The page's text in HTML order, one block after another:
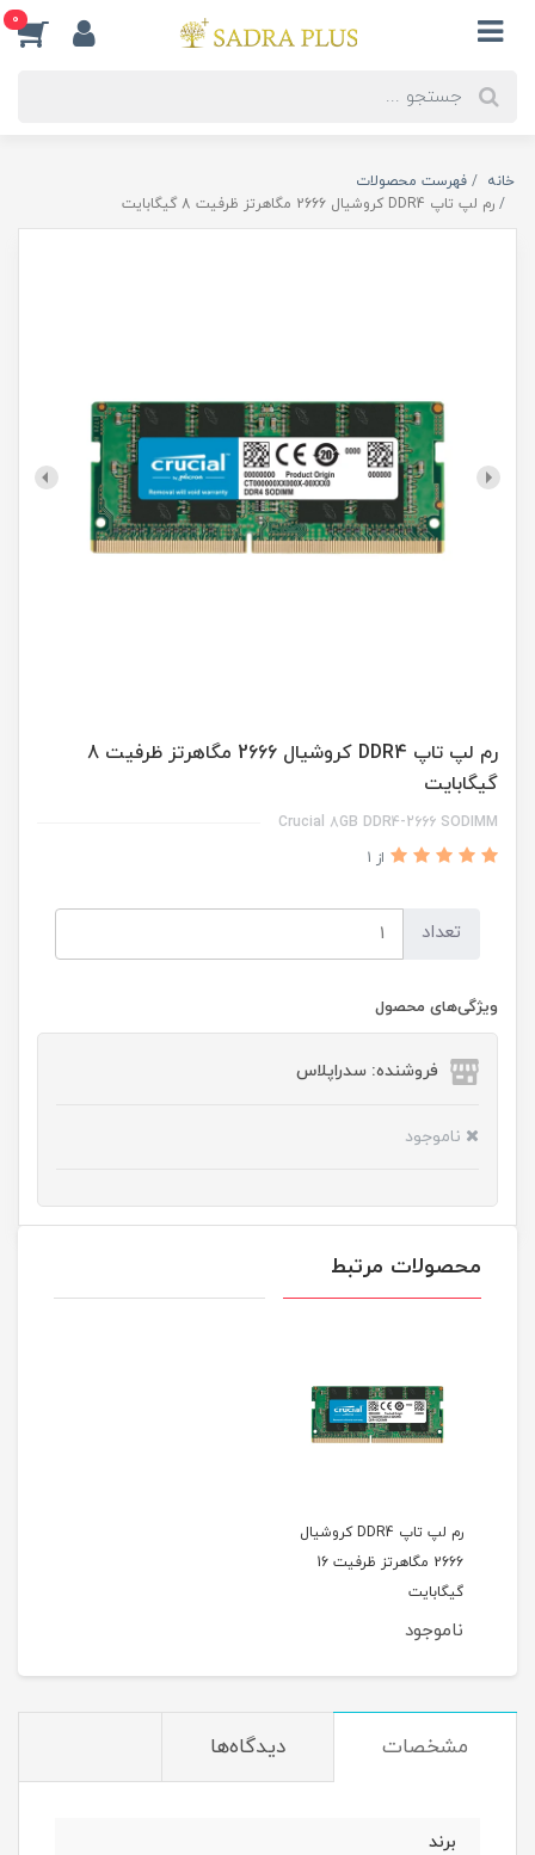
0
خانه
فهرست محصولات
رم لپ تاپ DDR4 کروشیال 2666 مگاهرتز ظرفیت 8 گیگابایت
رم لپ تاپ DDR4 کروشیال 2666 مگاهرتز ظرفیت 8
گیگابایت
Crucial 8GB DDR4-2666 SODIMM
از 1
تعداد
ویژگی‌های محصول
فروشنده: سدراپلاس
ناموجود
محصولات مرتبط
رم لپ تاپ DDR4 کروشیال
2666 مگاهرتز ظرفیت 16
گیگابایت
ناموجود
مشخصات دیدگاه‌ها
برند